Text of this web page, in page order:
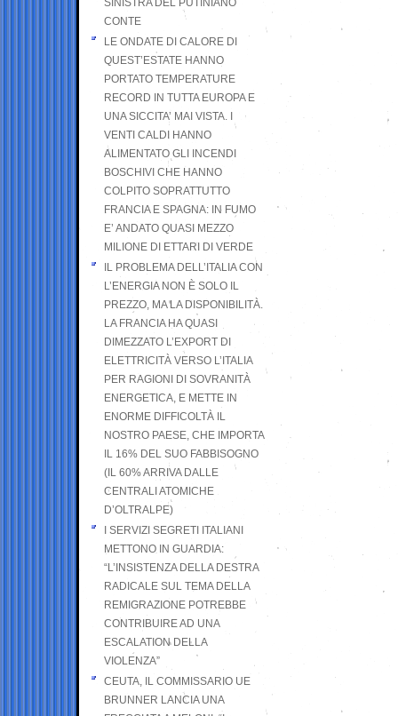
SINISTRA DEL PUTINIANO
CONTE
LE ONDATE DI CALORE DI
QUEST’ESTATE HANNO
PORTATO TEMPERATURE
RECORD IN TUTTA EUROPA E
UNA SICCITA’ MAI VISTA. I
VENTI CALDI HANNO
ALIMENTATO GLI INCENDI
BOSCHIVI CHE HANNO
COLPITO SOPRATTUTTO
FRANCIA E SPAGNA: IN FUMO
E’ ANDATO QUASI MEZZO
MILIONE DI ETTARI DI VERDE
IL PROBLEMA DELL’ITALIA CON
L’ENERGIA NON È SOLO IL
PREZZO, MA LA DISPONIBILITÀ.
LA FRANCIA HA QUASI
DIMEZZATO L’EXPORT DI
ELETTRICITÀ VERSO L’ITALIA
PER RAGIONI DI SOVRANITÀ
ENERGETICA, E METTE IN
ENORME DIFFICOLTÀ IL
NOSTRO PAESE, CHE IMPORTA
IL 16% DEL SUO FABBISOGNO
(IL 60% ARRIVA DALLE
CENTRALI ATOMICHE
D’OLTRALPE)
I SERVIZI SEGRETI ITALIANI
METTONO IN GUARDIA:
“L’INSISTENZA DELLA DESTRA
RADICALE SUL TEMA DELLA
REMIGRAZIONE POTREBBE
CONTRIBUIRE AD UNA
ESCALATION DELLA
VIOLENZA”
CEUTA, IL COMMISSARIO UE
BRUNNER LANCIA UNA